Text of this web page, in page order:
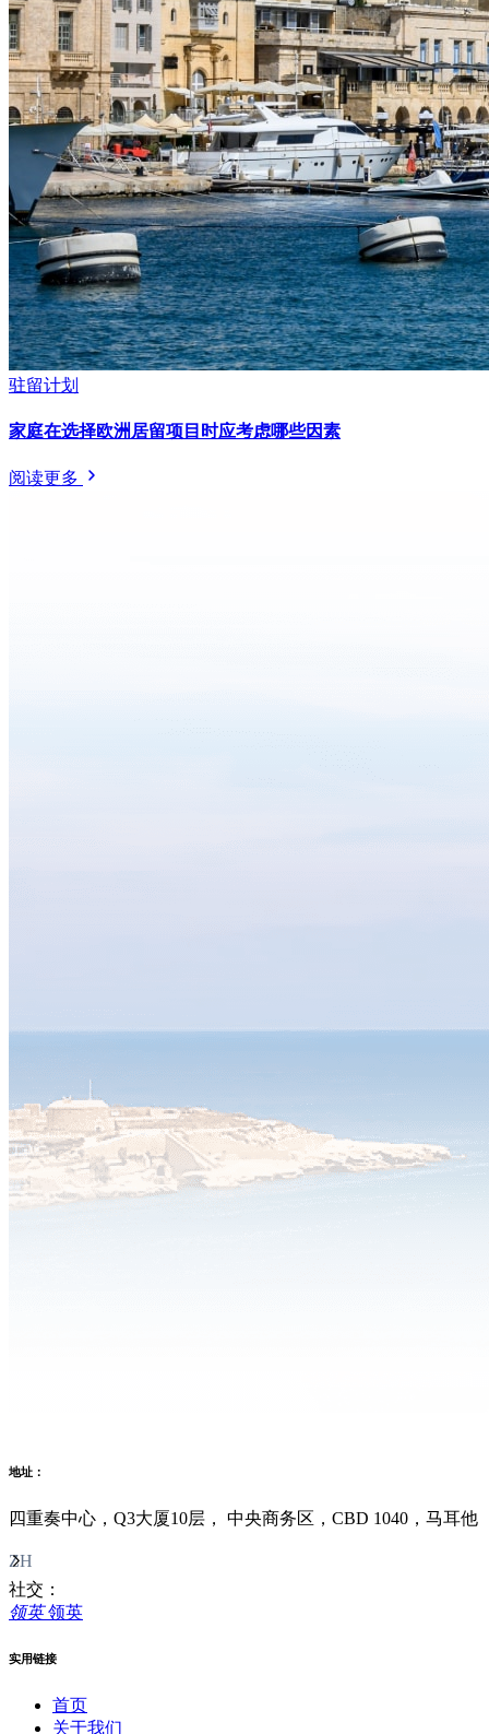
驻留计划
家庭在选择欧洲居留项目时应考虑哪些因素
阅读更多
地址：
四重奏中心，Q3大厦10层， 中央商务区，CBD 1040，马耳他
ZH
社交：
领英 领英
实用链接
首页
关于我们